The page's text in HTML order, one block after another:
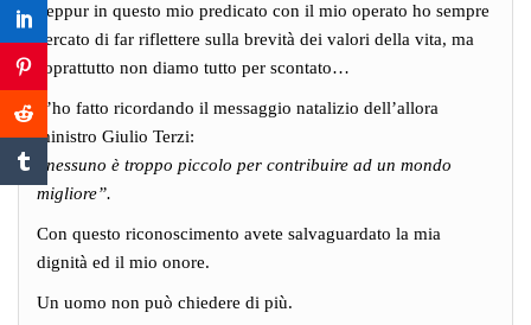
Seppur in questo mio predicato con il mio operato ho sempre
cercato di far riflettere sulla brevità dei valori della vita, ma
soprattutto non diamo tutto per scontato…
L’ho fatto ricordando il messaggio natalizio dell’allora
ministro Giulio Terzi:
”nessuno è troppo piccolo per contribuire ad un mondo
migliore”.
Con questo riconoscimento avete salvaguardato la mia
dignità ed il mio onore.
Un uomo non può chiedere di più.